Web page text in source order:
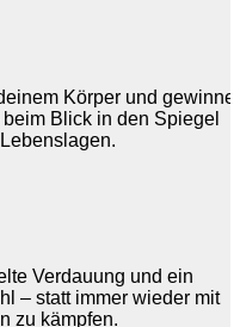
Körper und gewinne
Blick in den Spiegel
Verdauung und ein
– statt immer wieder mit
zu kämpfen.